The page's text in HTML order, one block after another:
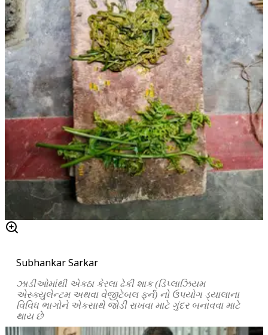
Subhankar Sarkar
ઝાડીઓમાંથી એકઠા કેરલા ઢેકી શાક(ડિપ્લાઝિયમ
એસ્ક્યુલેન્ટમ અથવા વેજીટેબલ ફર્ન) નો ઉપયોગ ડ્યાલાના
વિવિધ ભાગોને એકસાથે જોડી રાખવા માટે ગુંદર બનાવવા માટે
થાય છે